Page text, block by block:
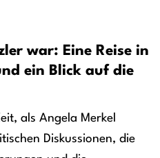
war: Eine Reise in
ein Blick auf die
als Angela Merkel
Diskussionen, die